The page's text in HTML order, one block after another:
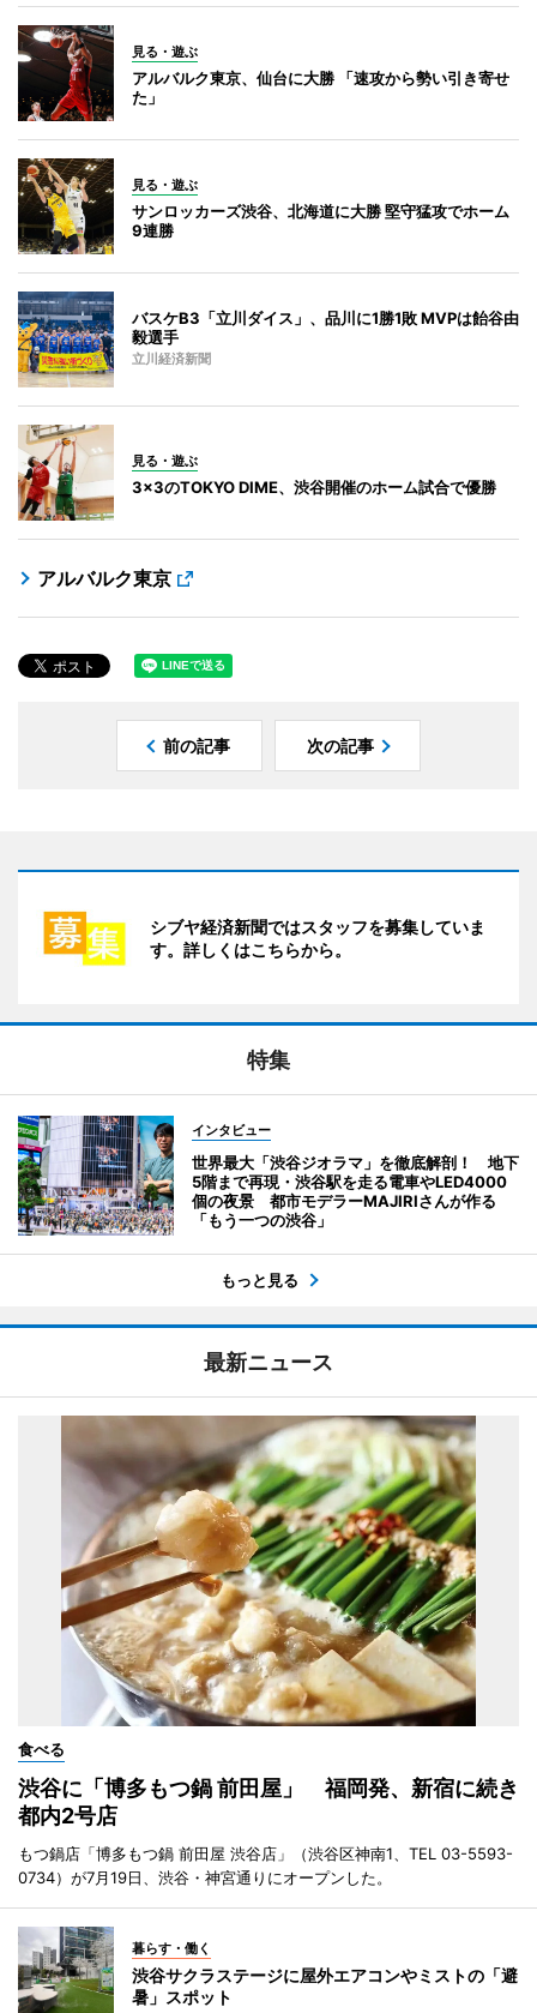
見る・遊ぶ
アルバルク東京、仙台に大勝 「速攻から勢い引き寄せ
た」
見る・遊ぶ
サンロッカーズ渋谷、北海道に大勝 堅守猛攻でホーム
9連勝
バスケB3「立川ダイス」、品川に1勝1敗 MVPは飴谷由
毅選手
立川経済新聞
見る・遊ぶ
3x3のTOKYO DIME、渋谷開催のホーム試合で優勝
アルバルク東京
前の記事 次の記事
シブヤ経済新聞ではスタッフを募集していま
す。詳しくはこちらから。
特集
インタビュー
世界最大「渋谷ジオラマ」を徹底解剖！ 地下
5階まで再現・渋谷駅を走る電車やLED4000
個の夜景 都市モデラーMAJIRIさんが作る
「もう一つの渋谷」
もっと見る
最新ニュース
食べる
渋谷に「博多もつ鍋 前田屋」 福岡発、新宿に続き
都内2号店
もつ鍋店「博多もつ鍋 前田屋 渋谷店」（渋谷区神南1、TEL 03-5593-
0734）が7月19日、渋谷・神宮通りにオープンした。
暮らす・働く
渋谷サクラステージに屋外エアコンやミストの「避
暑」スポット